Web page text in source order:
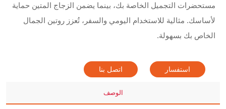
مستحضرات التجميل الخاصة بك، بينما يضمن الزجاج المتين حماية
لأساسك. مثالية للاستخدام اليومي والسفر، تُعزز روتين الجمال
الخاص بك بسهولة.
استفسار اتصل بنا
الوصف